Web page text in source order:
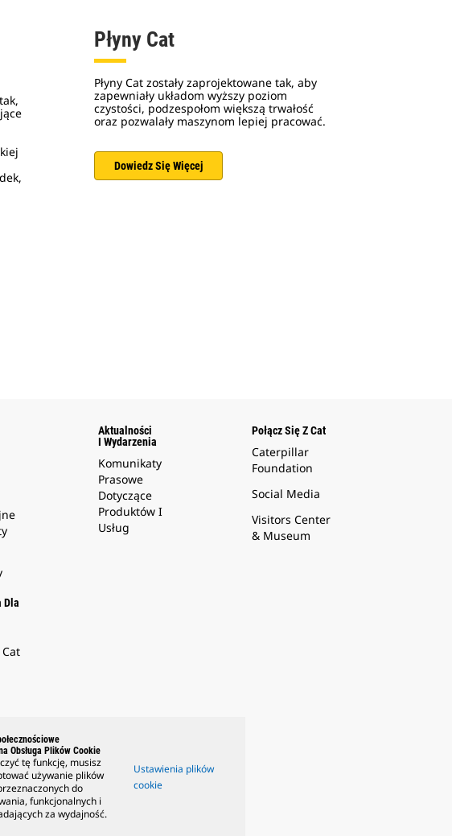
Płyny Cat
Płyny Cat zostały zaprojektowane tak, aby
zapewniały układom wyższy poziom
czystości, podzespołom większą trwałość
oraz pozwalały maszynom lepiej pracować.
Dowiedz Się Więcej
Dla
Cat
Aktualności
I Wydarzenia
Komunikaty
Prasowe
Dotyczące
Produktów I
Usług
Połącz Się Z Cat
Caterpillar
Foundation
Social Media
Visitors Center
& Museum
Obsługa Plików Cookie
tę funkcję, musisz
używanie plików
do
funkcjonalnych i
za wydajność.
Ustawienia plików
cookie